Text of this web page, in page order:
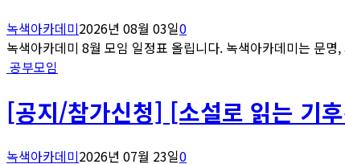
녹색아카데미2026년 08월 03일0
녹색아카데미 8월 모임 일정표 올립니다. 녹색아카데미는 문명,
공부모임
[공지/참가신청] [소설로 읽는 기
녹색아카데미2026년 07월 23일0